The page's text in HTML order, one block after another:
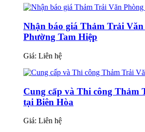
Nhận báo giá Thảm Trải
Phường Tam Hiệp
Giá: Liên hệ
Cung cấp và Thi công Thảm
tại Biên Hòa
Giá: Liên hệ